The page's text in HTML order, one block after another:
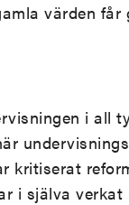
värden får
i all
kritiserat
i själva verkat